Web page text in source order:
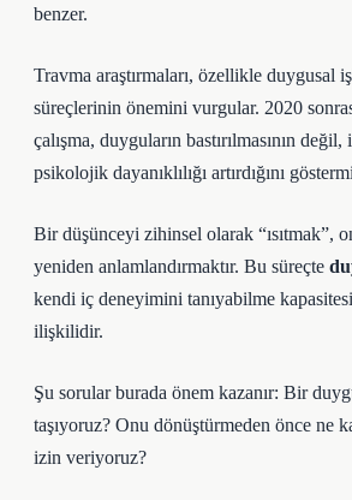
benzer.
Travma araştırmaları, özellikle duygusal
süreçlerinin önemini vurgular. 2020
çalışma, duyguların bastırılmasının
psikolojik dayanıklılığı artırdığını
Bir düşünceyi zihinsel olarak “ısıtmak”,
yeniden anlamlandırmaktır. Bu süreçte
kendi iç deneyimini tanıyabilme
ilişkilidir.
Şu sorular burada önem kazanır: Bir
taşıyoruz? Onu dönüştürmeden önce ne
izin veriyoruz?